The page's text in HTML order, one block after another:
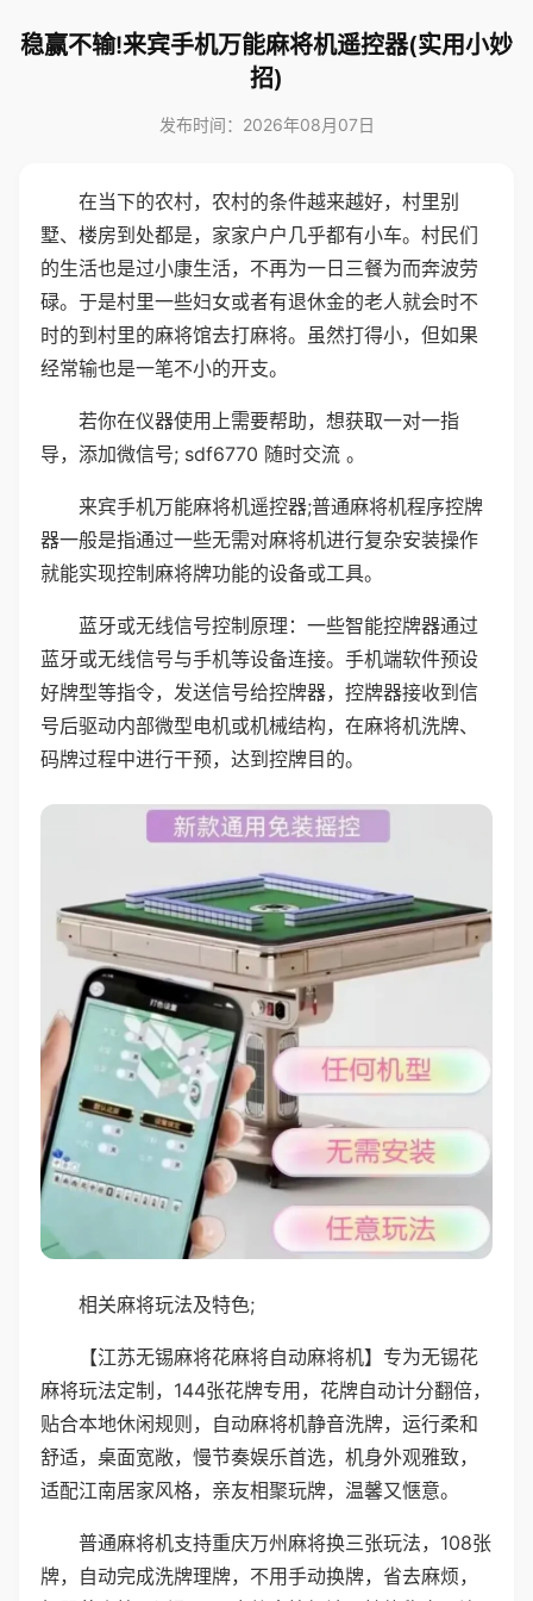
稳赢不输!来宾手机万能麻将机遥控器(实用小妙
招)
发布时间：2026年08月07日
在当下的农村，农村的条件越来越好，村里别
墅、楼房到处都是，家家户户几乎都有小车。村民们
的生活也是过小康生活，不再为一日三餐为而奔波劳
碌。于是村里一些妇女或者有退休金的老人就会时不
时的到村里的麻将馆去打麻将。虽然打得小，但如果
经常输也是一笔不小的开支。
若你在仪器使用上需要帮助，想获取一对一指
导，添加微信号; sdf6770 随时交流 。
来宾手机万能麻将机遥控器;普通麻将机程序控牌
器一般是指通过一些无需对麻将机进行复杂安装操作
就能实现控制麻将牌功能的设备或工具。
蓝牙或无线信号控制原理：一些智能控牌器通过
蓝牙或无线信号与手机等设备连接。手机端软件预设
好牌型等指令，发送信号给控牌器，控牌器接收到信
号后驱动内部微型电机或机械结构，在麻将机洗牌、
码牌过程中进行干预，达到控牌目的。
相关麻将玩法及特色;
【江苏无锡麻将花麻将自动麻将机】专为无锡花
麻将玩法定制，144张花牌专用，花牌自动计分翻倍，
贴合本地休闲规则，自动麻将机静音洗牌，运行柔和
舒适，桌面宽敞，慢节奏娱乐首选，机身外观雅致，
适配江南居家风格，亲友相聚玩牌，温馨又惬意。
普通麻将机支持重庆万州麻将换三张玩法，108张
牌，自动完成洗牌理牌，不用手动换牌，省去麻烦，